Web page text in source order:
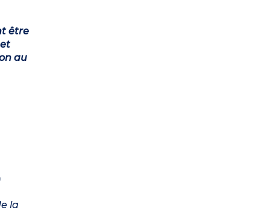
être
au
la